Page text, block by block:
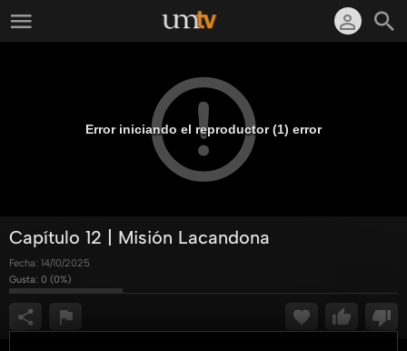
Error iniciando el reproductor (1) error
Capítulo 12 | Misión Lacandona
Fecha: 14/10/2025
Gusta: 0 (0%)